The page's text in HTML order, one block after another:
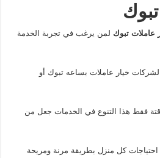
عاملات تبوك لمن يرغب في تجربة الخدمة
خيار عاملات بساعه تبوك أو
فقط هذا التنوع في الخدمات جعل من
كل منزل بطريقة مرنة ومريحة